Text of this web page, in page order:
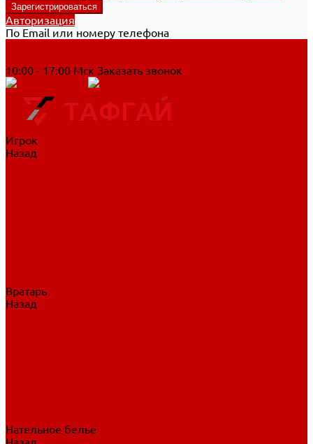
Авторизация
По Email или номеру телефона
10:00 - 17:00 Мск Заказать звонок
Игрок
Назад
Вратарь
Назад
Нательное белье